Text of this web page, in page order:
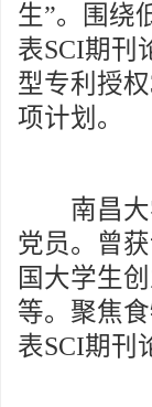
生”。围绕
表SCI期刊
型专利授
项计划。
南昌大学
党员。曾
国大学生
等。聚焦
表SCI期刊